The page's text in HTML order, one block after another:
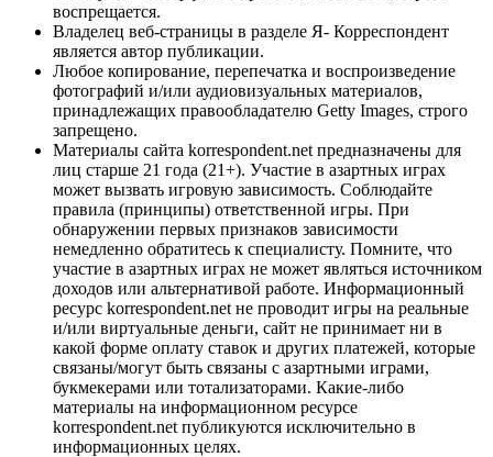
воспрещается.
Владелец веб-страницы в разделе Я- Корреспондент
является автор публикации.
Любое копирование, перепечатка и воспроизведение
фотографий и/или аудиовизуальных материалов,
принадлежащих правообладателю Getty Images, строго
запрещено.
Материалы сайта korrespondent.net предназначены для
лиц старше 21 года (21+). Участие в азартных играх
может вызвать игровую зависимость. Соблюдайте
правила (принципы) ответственной игры. При
обнаружении первых признаков зависимости
немедленно обратитесь к специалисту. Помните, что
участие в азартных играх не может являться источником
доходов или альтернативой работе. Информационный
ресурс korrespondent.net не проводит игры на реальные
и/или виртуальные деньги, сайт не принимает ни в
какой форме оплату ставок и других платежей, которые
связаны/могут быть связаны с азартными играми,
букмекерами или тотализаторами. Какие-либо
материалы на информационном ресурсе
korrespondent.net публикуются исключительно в
информационных целях.